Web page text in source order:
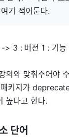
기 적어둔다.
3 : 버전 1 : 기능
의와 맞춰주어야
키지가
높다고 한다.
단어